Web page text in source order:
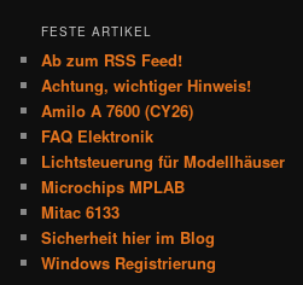
FESTE ARTIKEL
Ab zum RSS Feed!
Achtung, wichtiger Hinweis!
Amilo A 7600 (CY26)
FAQ Elektronik
Lichtsteuerung für Modellhäuser
Microchips MPLAB
Mitac 6133
Sicherheit hier im Blog
Windows Registrierung